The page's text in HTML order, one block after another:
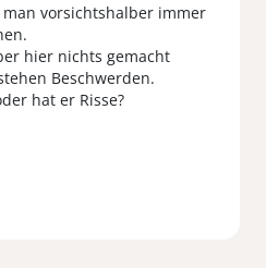
vorsichtshalber immer
hier nichts gemacht
Beschwerden.
hat er Risse?